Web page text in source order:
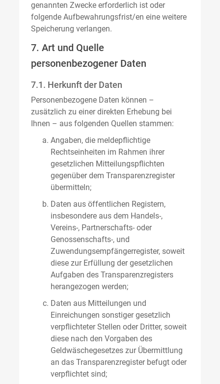
genannten Zwecke erforderlich ist oder
folgende Aufbewahrungsfrist/en eine weitere
Speicherung verlangen.
7. Art und Quelle
personenbezogener Daten
7.1. Herkunft der Daten
Personenbezogene Daten können –
zusätzlich zu einer direkten Erhebung bei
Ihnen – aus folgenden Quellen stammen:
Angaben, die meldepflichtige
Rechtseinheiten im Rahmen ihrer
gesetzlichen Mitteilungspflichten
gegenüber dem Transparenzregister
übermitteln;
Daten aus öffentlichen Registern,
insbesondere aus dem Handels-,
Vereins-, Partnerschafts- oder
Genossenschafts-, und
Zuwendungsempfängerregister, soweit
diese zur Erfüllung der gesetzlichen
Aufgaben des Transparenzregisters
herangezogen werden;
Daten aus Mitteilungen und
Einreichungen sonstiger gesetzlich
verpflichteter Stellen oder Dritter, soweit
diese nach den Vorgaben des
Geldwäschegesetzes zur Übermittlung
an das Transparenzregister befugt oder
verpflichtet sind;